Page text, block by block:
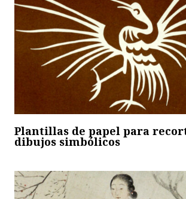
Plantillas de papel para
dibujos simbólicos